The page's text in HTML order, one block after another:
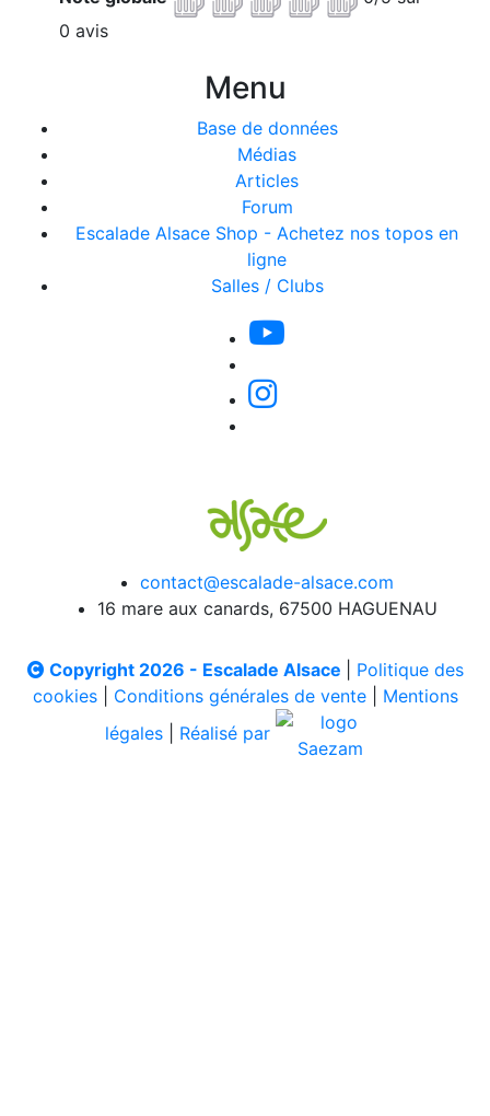
0 avis
Menu
Base de données
Médias
Articles
Forum
Escalade Alsace Shop - Achetez nos topos en
ligne
Salles / Clubs
contact@escalade-alsace.com
16 mare aux canards, 67500 HAGUENAU
Copyright 2026 - Escalade Alsace
Politique des
cookies| Conditions générales de vente| Mentions
légales
Réalisé par